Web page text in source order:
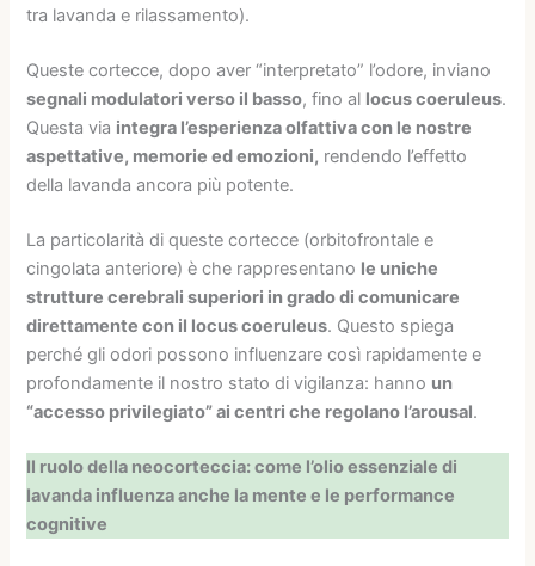
tra lavanda e rilassamento).
Queste cortecce, dopo aver “interpretato” l’odore, inviano
segnali modulatori verso il basso, fino al locus coeruleus.
Questa via integra l’esperienza olfattiva con le nostre
aspettative, memorie ed emozioni, rendendo l’effetto
della lavanda ancora più potente.
La particolarità di queste cortecce (orbitofrontale e
cingolata anteriore) è che rappresentano le uniche
strutture cerebrali superiori in grado di comunicare
direttamente con il locus coeruleus. Questo spiega
perché gli odori possono influenzare così rapidamente e
profondamente il nostro stato di vigilanza: hanno un
“accesso privilegiato” ai centri che regolano l’arousal.
Il ruolo della neocorteccia: come l’olio essenziale di
lavanda influenza anche la mente e le performance
cognitive